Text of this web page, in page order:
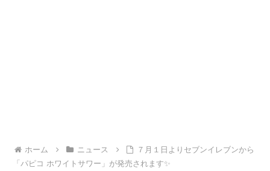
ホーム ニュース
７月１日よりセブンイレブンから
「パピコ ホワイトサワー」が発売されます✨